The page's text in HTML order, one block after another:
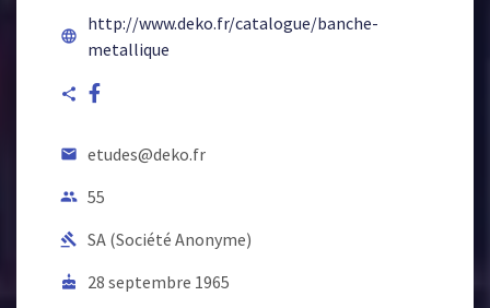
language
http://www.deko.fr/catalogue/banche-
metallique
share
email etudes@deko.fr
people 55
gavel SA (Société Anonyme)
cake 28 septembre 1965